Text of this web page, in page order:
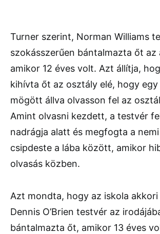
Turner szerint, Norman Williams
szokásszerűen bántalmazta őt az
amikor 12 éves volt. Azt állítja,
kihívta őt az osztály elé, hogy
mögött állva olvasson fel az
Amint olvasni kezdett, a testvér
nadrágja alatt és megfogta a
csipdeste a lába között, amikor
olvasás közben.
Azt mondta, hogy az iskola
Dennis O’Brien testvér az
bántalmazta őt, amikor 13 éves